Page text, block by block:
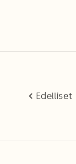
Edelliset